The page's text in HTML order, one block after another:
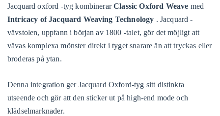
Jacquard oxford -tyg kombinerarClassic Oxford Weave med
Intricacy of Jacquard Weaving Technology . Jacquard -
vävstolen, uppfann i början av 1800 -talet, gör det möjligt att
vävas komplexa mönster direkt i tyget snarare än att tryckas eller
broderas på ytan.
Denna integration ger Jacquard Oxford-tyg sitt distinkta
utseende och gör att den sticker ut på high-end mode och
klädselmarknader.